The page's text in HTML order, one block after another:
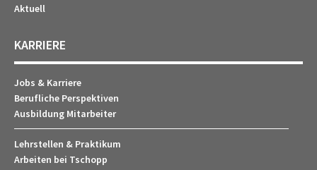
Aktuell
KARRIERE
Jobs & Karriere
Berufliche Perspektiven
Ausbildung Mitarbeiter
Lehrstellen & Praktikum
Arbeiten bei Tschopp